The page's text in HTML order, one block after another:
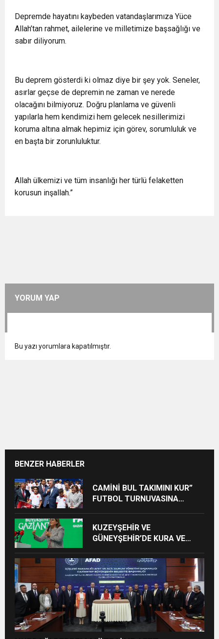
Depremde hayatını kaybeden vatandaşlarımıza Yüce
Allah’tan rahmet, ailelerine ve milletimize başsağlığı ve
sabır diliyorum.
Bu deprem gösterdi ki olmaz diye bir şey yok. Seneler,
asırlar geçse de depremin ne zaman ve nerede
olacağını bilmiyoruz. Doğru planlama ve güvenli
yapılarla hem kendimizi hem gelecek nesillerimizi
koruma altına almak hepimiz için görev, sorumluluk ve
en başta bir zorunluluktur.
Allah ülkemizi ve tüm insanlığı her türlü felaketten
korusun inşallah.”
YORUM YAP
Bu yazı yorumlara kapatılmıştır.
BENZER HABERLER
CAMİNİ BUL TAKIMINI KUR”
FUTBOL TURNUVASINA
KUZEYŞEHİR VE
GÜNEYŞEHİR’DE KURA VE
BAHÇELİEVLER’DE 5 BİN
KONUTUN TEMELİ ATILDI